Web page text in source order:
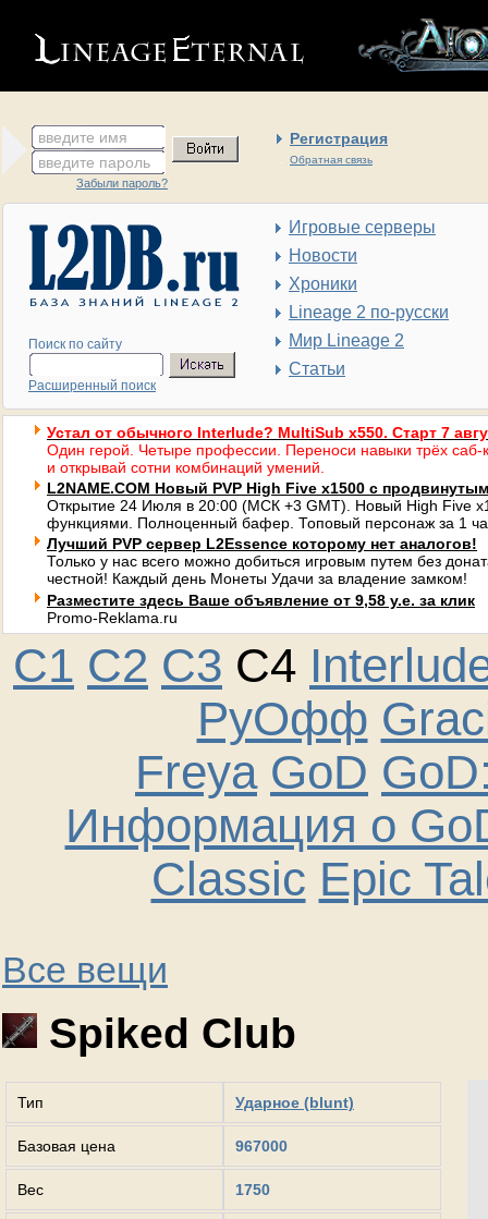
введите имя Регистрация
Обратная связь
введите пароль
Забыли пароль?
Поиск по сайту
Расширенный поиск
Игровые серверы
Новости
Хроники
Lineage 2 по-русски
Мир Lineage 2
Статьи
Устал от обычного Interlude? MultiSub x550. Старт 7
Один герой. Четыре профессии. Переноси навыки трёх саб-
и открывай сотни комбинаций умений.
L2NAME.COM Новый PVP High Five x1500 с
Открытие 24 Июля в 20:00 (МСК +3 GMT). Новый High Five
функциями. Полноценный бафер. Топовый персонаж за 1
Лучший PVP сервер L2Essence которому нет аналогов!
Только у нас всего можно добиться игровым путем без
честной! Каждый день Монеты Удачи за владение замком!
Разместите здесь Ваше объявление от 9,58 у.е. за клик
Promo-Reklama.ru
C1 C2 C3 C4
РуОфф
Freya GoD
Информация о
Classic Epic
Все вещи
Spiked Club
Тип Ударное (blunt)
Базовая цена 967000
Вес 1750